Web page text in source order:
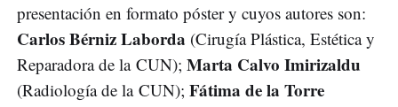
presentación en formato póster y cuyos autores son:
Carlos Bérniz Laborda (Cirugía Plástica, Estética y
Reparadora de la CUN); Marta Calvo Imirizaldu
(Radiología de la CUN); Fátima de la Torre